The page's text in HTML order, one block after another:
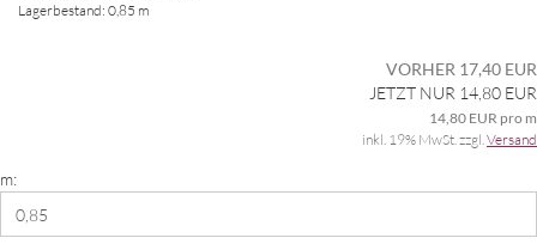
Lagerbestand: 0,85 m
VORHER 17,40 EUR
JETZT NUR 14,80 EUR
14,80 EUR pro m
inkl. 19% MwSt. zzgl.Versand
m: